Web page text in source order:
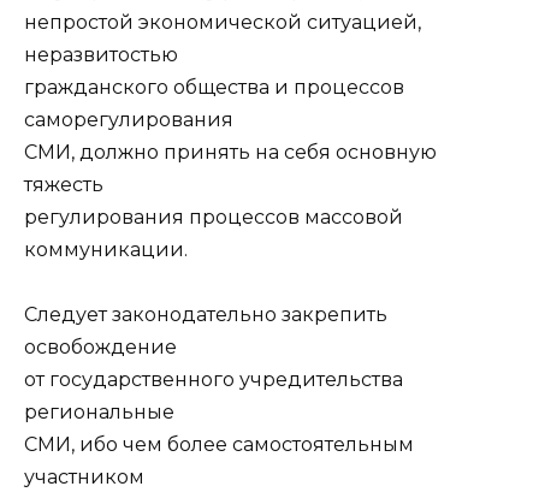
непростой экономической ситуацией,
неразвитостью
гражданского общества и процессов
саморегулирования
СМИ, должно принять на себя основную
тяжесть
регулирования процессов массовой
коммуникации.
Следует законодательно закрепить
освобождение
от государственного учредительства
региональные
СМИ, ибо чем более самостоятельным
участником